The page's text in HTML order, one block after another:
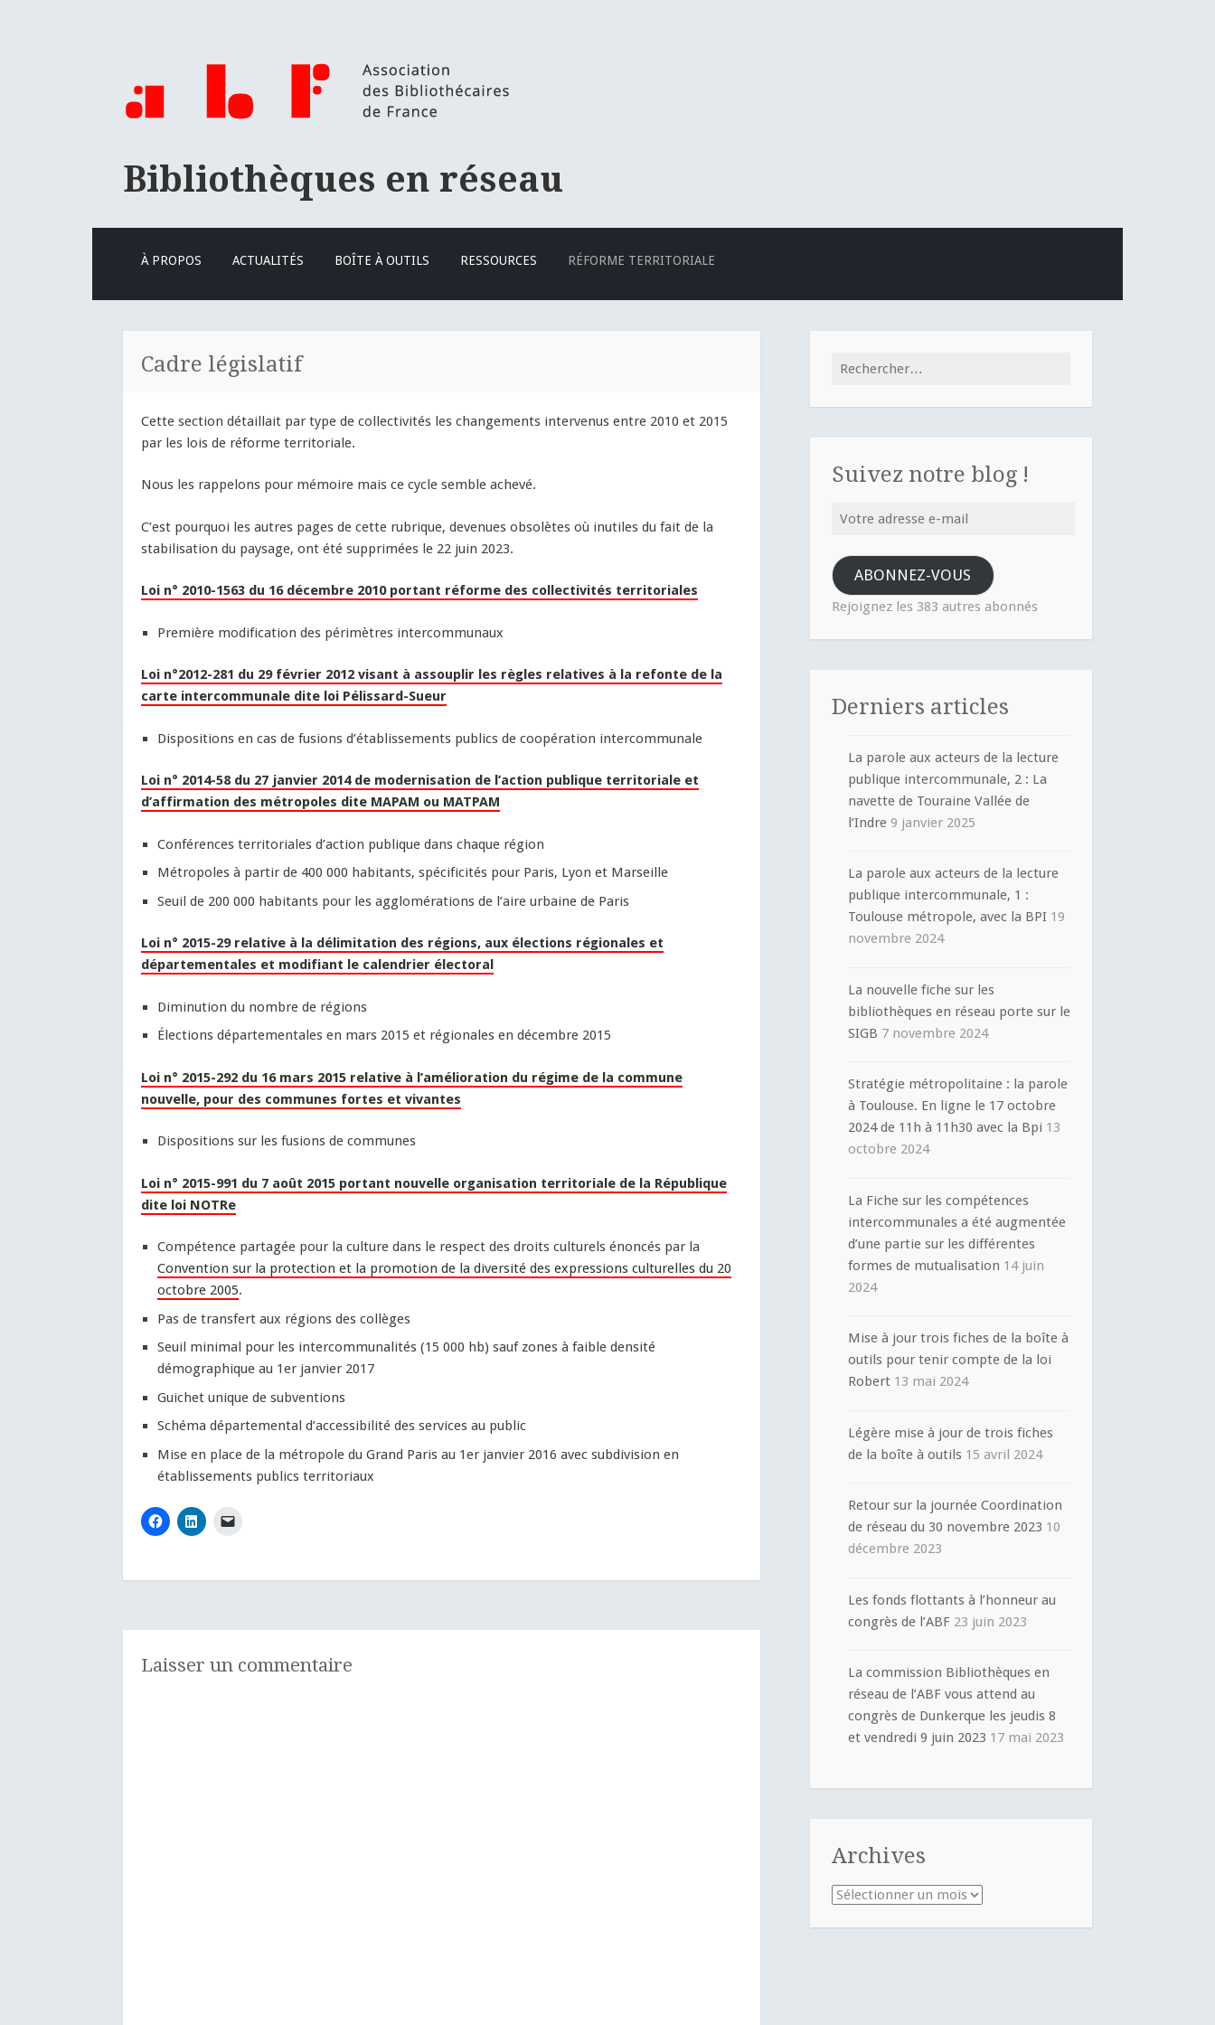
Bibliothèques en réseau
ALLER
À PROPOS ACTUALITÉS BOÎTE À OUTILS RESSOURCES RÉFORME TERRITORIALE
Cadre législatif
Cette section détaillait par type de collectivités les changements intervenus entre 2010 et 2015
par les lois de réforme territoriale.
Nous les rappelons pour mémoire mais ce cycle semble achevé.
C’est pourquoi les autres pages de cette rubrique, devenues obsolètes où inutiles du fait de la
stabilisation du paysage, ont été supprimées le 22 juin 2023.
Loi n° 2010-1563 du 16 décembre 2010 portant réforme des collectivités territoriales
Première modification des périmètres intercommunaux
Loi n°2012-281 du 29 février 2012 visant à assouplir les règles relatives à la refonte de la
carte intercommunale dite loi Pélissard-Sueur
Dispositions en cas de fusions d’établissements publics de coopération intercommunale
Loi n° 2014-58 du 27 janvier 2014 de modernisation de l’action publique territoriale et
d’affirmation des métropoles dite MAPAM ou MATPAM
Conférences territoriales d’action publique dans chaque région
Métropoles à partir de 400 000 habitants, spécificités pour Paris, Lyon et Marseille
Seuil de 200 000 habitants pour les agglomérations de l’aire urbaine de Paris
Loi n° 2015-29 relative à la délimitation des régions, aux élections régionales et
départementales et modifiant le calendrier électoral
Diminution du nombre de régions
Élections départementales en mars 2015 et régionales en décembre 2015
Loi n° 2015-292 du 16 mars 2015 relative à l’amélioration du régime de la commune
nouvelle, pour des communes fortes et vivantes
Dispositions sur les fusions de communes
Loi n° 2015-991 du 7 août 2015 portant nouvelle organisation territoriale de la République
dite loi NOTRe
Compétence partagée pour la culture dans le respect des droits culturels énoncés par la
Convention sur la protection et la promotion de la diversité des expressions culturelles du 20
octobre 2005.
Pas de transfert aux régions des collèges
Seuil minimal pour les intercommunalités (15 000 hb) sauf zones à faible densité
démographique au 1er janvier 2017
Guichet unique de subventions
Schéma départemental d’accessibilité des services au public
Mise en place de la métropole du Grand Paris au 1er janvier 2016 avec subdivision en
établissements publics territoriaux
Laisser un commentaire
Rechercher :
Suivez notre blog !
Votre
e-
mailABONNEZ-VOUS
Rejoignez les 383 autres abonnés
Derniers articles
La parole aux acteurs de la lecture
publique intercommunale, 2 : La
navette de Touraine Vallée de
l’Indre 9 janvier 2025
La parole aux acteurs de la lecture
publique intercommunale, 1 :
Toulouse métropole, avec la BPI 19
novembre 2024
La nouvelle fiche sur les
bibliothèques en réseau porte sur le
SIGB 7 novembre 2024
Stratégie métropolitaine : la parole
à Toulouse. En ligne le 17 octobre
2024 de 11h à 11h30 avec la Bpi 13
octobre 2024
La Fiche sur les compétences
intercommunales a été augmentée
d’une partie sur les différentes
formes de mutualisation 14 juin
2024
Mise à jour trois fiches de la boîte à
outils pour tenir compte de la loi
Robert 13 mai 2024
Légère mise à jour de trois fiches
de la boîte à outils 15 avril 2024
Retour sur la journée Coordination
de réseau du 30 novembre 2023 10
décembre 2023
Les fonds flottants à l’honneur au
congrès de l’ABF 23 juin 2023
La commission Bibliothèques en
réseau de l’ABF vous attend au
congrès de Dunkerque les jeudis 8
et vendredi 9 juin 2023 17 mai 2023
Archives
Archives